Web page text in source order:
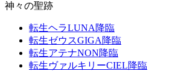
神々の聖跡
転生ヘラLUNA降臨
転生ゼウスGIGA降臨
転生アテナNON降臨
転生ヴァルキリーCIEL降臨